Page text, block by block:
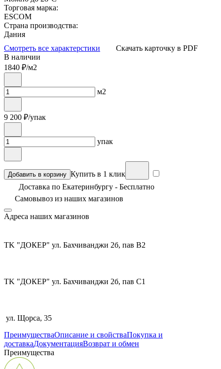
Торговая марка:
ESCOM
Страна производства:
Дания
Смотреть все характерстики
Скачать карточку в PDF
В наличии
1840 ₽/м2
м2
9 200 ₽/упак
упак
Добавить в корзину Купить в 1 клик
Доставка по Екатеринбургу - Бесплатно
Самовывоз из наших магазинов
Адреса наших магазинов
TK "ДОКЕР" ул. Бахчиванджи 2б, пав В2
TK "ДОКЕР" ул. Бахчиванджи 2б, пав С1
ул. Щорса, 35
ПреимуществаОписание и свойстваПокупка и
доставкаДокументацияВозврат и обмен
Преимущества